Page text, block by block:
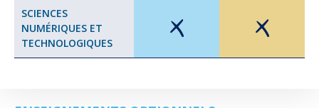
SCIENCES
NUMÉRIQUES ET
TECHNOLOGIQUES